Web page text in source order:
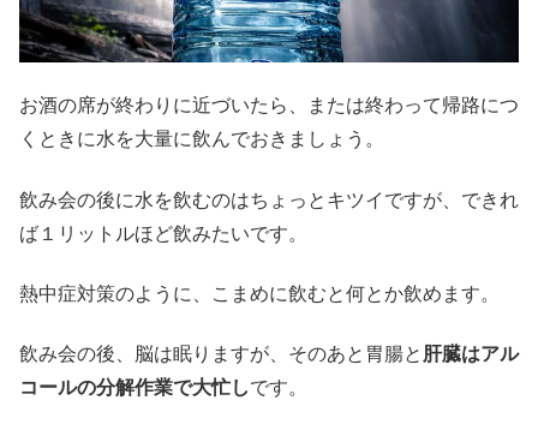
お酒の席が終わりに近づいたら、または終わって帰路につ
くときに水を大量に飲んでおきましょう。
飲み会の後に水を飲むのはちょっとキツイですが、できれ
ば１リットルほど飲みたいです。
熱中症対策のように、こまめに飲むと何とか飲めます。
飲み会の後、脳は眠りますが、そのあと胃腸と 肝臓はアル
コールの分解作業で大忙しです。